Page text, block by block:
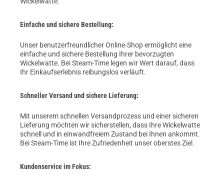
Einfache und sichere Bestellung:
Unser benutzerfreundlicher Online-Shop ermöglicht eine
einfache und sichere Bestellung Ihrer bevorzugten
Wickelwatte. Bei Steam-Time legen wir Wert darauf, dass
Ihr Einkaufserlebnis reibungslos verläuft.
Schneller Versand und sichere Lieferung:
Mit unserem schnellen Versandprozess und einer sicheren
Lieferung möchten wir sicherstellen, dass Ihre Wickelwatte
schnell und in einwandfreiem Zustand bei Ihnen ankommt.
Bei Steam-Time ist Ihre Zufriedenheit unser oberstes Ziel.
Kundenservice im Fokus: